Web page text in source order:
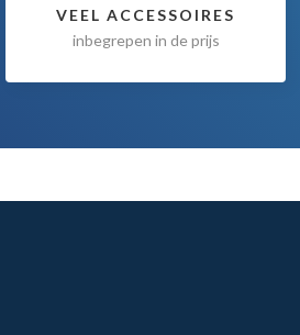
VEEL ACCESSOIRES
inbegrepen in de prijs